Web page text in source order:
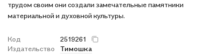
трудом своим они создали замечательные памятники
материальной и духовной культуры.
Код
2519261
Издательство
Тимошка